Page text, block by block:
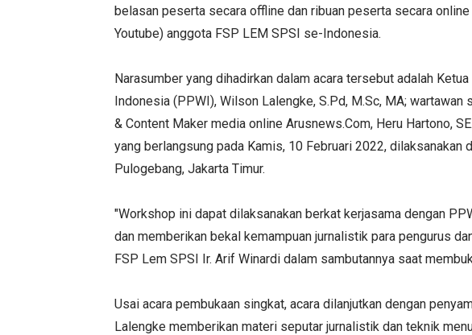
belasan peserta secara offline dan ribuan peserta secara
Youtube) anggota FSP LEM SPSI se-Indonesia.
Narasumber yang dihadirkan dalam acara tersebut adalah
Indonesia (PPWI), Wilson Lalengke, S.Pd, M.Sc, MA; wartawan
& Content Maker media online Arusnews.Com, Heru Hartono,
yang berlangsung pada Kamis, 10 Februari 2022, dilaksanakan
Pulogebang, Jakarta Timur.
"Workshop ini dapat dilaksanakan berkat kerjasama dengan
dan memberikan bekal kemampuan jurnalistik para pengurus
FSP Lem SPSI Ir. Arif Winardi dalam sambutannya saat
Usai acara pembukaan singkat, acara dilanjutkan dengan
Lalengke memberikan materi seputar jurnalistik dan teknik